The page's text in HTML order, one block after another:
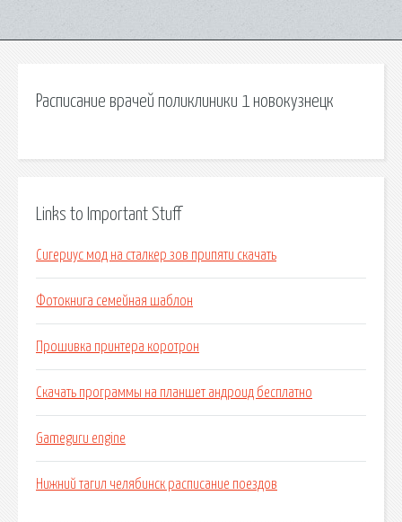
Расписание врачей поликлиники 1 новокузнецк
Links to Important Stuff
Сигериус мод на сталкер зов припяти скачать
Фотокнига семейная шаблон
Прошивка принтера коротрон
Скачать программы на планшет андроид бесплатно
Gameguru engine
Нижний тагил челябинск расписание поездов